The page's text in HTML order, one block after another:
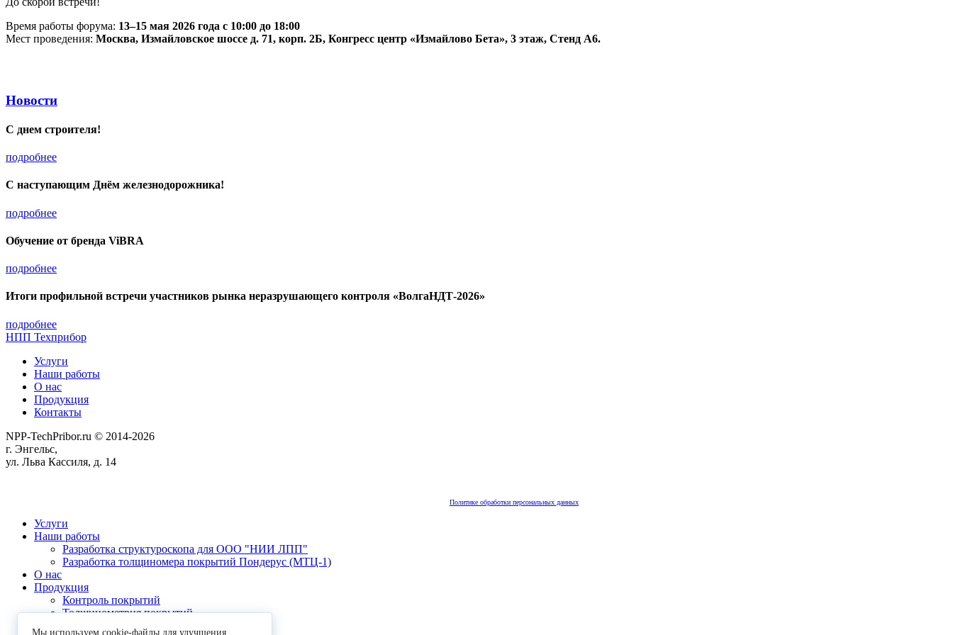
Время работы форума: 13–15 мая 2026 года с 10:00 до 18:00
Мест проведения: Москва, Измайловское шоссе д. 71, корп. 2Б, Конгресс центр «Измайлово Бета», 3 этаж, Стенд А6.
Новости
С днем строителя!
подробнее
С наступающим Днём железнодорожника!
подробнее
Обучение от бренда ViBRA
подробнее
Итоги профильной встречи участников рынка неразрушающего контроля «ВолгаНДТ-2026»
подробнее
НПП Техприбор
Услуги
Наши работы
О нас
Продукция
Контакты
NPP-TechPribor.ru © 2014-2026
г. Энгельс,
ул. Льва Кассиля, д. 14
Политике обработки персональных данных
Услуги
Наши работы
Разработка структуроскопа для ООО "НИИ ЛПП"
Разработка толщиномера покрытий Пондерус (МТЦ-1)
О нас
Продукция
Контроль покрытий
Толщинометрия покрытий
Мы используем cookie-файлы для улучшения